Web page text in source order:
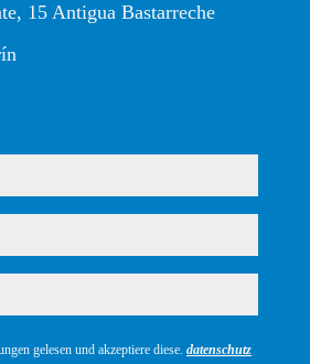
15 Antigua Bastarreche
gelesen und akzeptiere diese. datenschutz